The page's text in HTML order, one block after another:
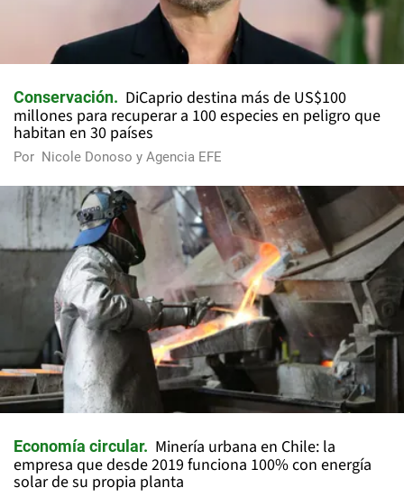
Conservación
DiCaprio destina más de US$100
millones para recuperar a 100 especies en peligro que
habitan en 30 países
Por Nicole Donoso y Agencia EFE
Economía circular
Minería urbana en Chile: la
empresa que desde 2019 funciona 100% con energía
solar de su propia planta